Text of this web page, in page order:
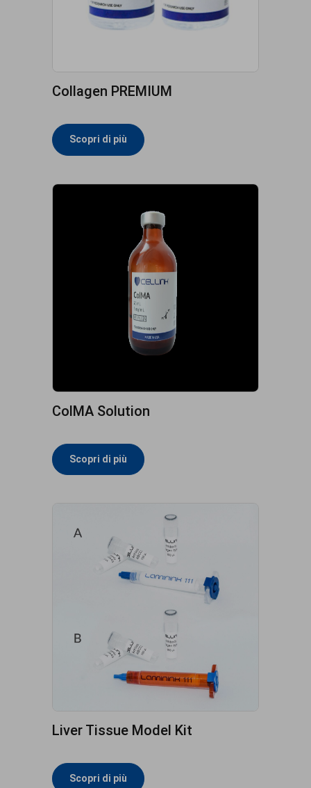
Collagen PREMIUM
Scopri di più
ColMA Solution
Scopri di più
Liver Tissue Model Kit
Scopri di più